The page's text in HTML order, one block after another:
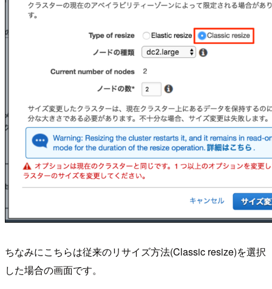
ちなみにこちらは従来のリサイズ方法(Classic resize)を選択
した場合の画面です。